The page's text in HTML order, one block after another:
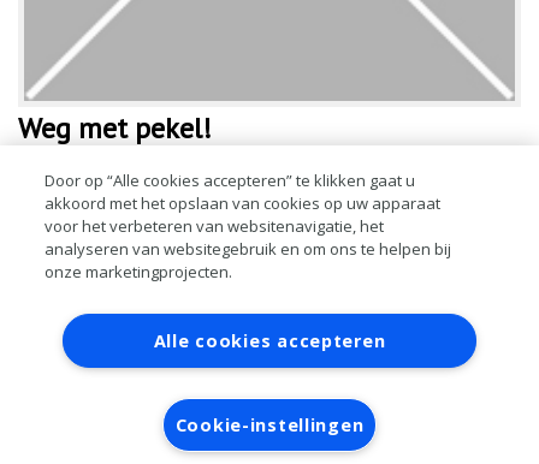
Weg met pekel!
Pekel is slecht voor elke auto. Met de juiste reinigingsmiddelen gaat
een auto snel en gemakkelijk ‘zoutvrij’ door het leven. Moderne
auto’s roesten steeds minder, maar dat betekent niet dat de inwerking
van z
Contact Account aanvragen
Inloggen
RAI bestanden
Privacy
Algemene
voorwaarden
Verwerkersovereenkomst
Door op “Alle cookies accepteren” te klikken gaat u
akkoord met het opslaan van cookies op uw apparaat
voor het verbeteren van websitenavigatie, het
analyseren van websitegebruik en om ons te helpen bij
onze marketingprojecten.
Alle cookies accepteren
Cookie-instellingen